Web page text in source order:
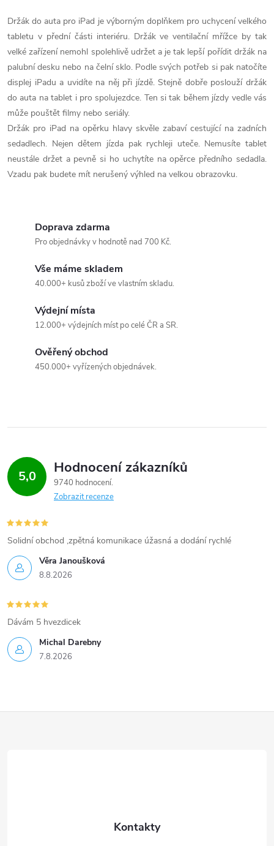
v
l
á
d
a
c
í
Držák do auta pro iPad je výborným doplňkem pro uchycení velkého
tabletu v přední části interiéru. Držák ve ventilační mřížce by tak
velké zařízení nemohl spolehlivě udržet a je tak lepší pořídit držák na
palubní desku nebo na čelní sklo. Podle svých potřeb si pak natočíte
displej iPadu a uvidíte na něj při jízdě. Stejně dobře poslouží držák
do auta na tablet i pro spolujezdce. Ten si tak během jízdy vedle vás
může pouštět filmy nebo seriály.
Držák pro iPad na opěrku hlavy skvěle zabaví cestující na zadních
sedadlech. Nejen dětem jízda pak rychleji uteče. Nemusíte tablet
neustále držet a pevně si ho uchytíte na opěrce předního sedadla.
Vzadu pak budete mít nerušený výhled na velkou obrazovku.
Doprava zdarma
Pro objednávky v hodnotě nad 700 Kč.
Vše máme skladem
40.000+ kusů zboží ve vlastním skladu.
Výdejní místa
12.000+ výdejních míst po celé ČR a SR.
Ověřený obchod
450.000+ vyřízených objednávek.
5,0 Hodnocení zákazníků
9740 hodnocení
Zobrazit recenze
Věra Janoušková
8.8.2026
Solidní obchod ,zpětná komunikace úžasná a dodání rychlé
Michal Darebny
7.8.2026
Dávám 5 hvezdicek